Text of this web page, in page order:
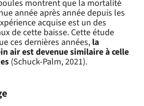
montrent que la mortalité
année après année depuis les
acquise est un des
de cette baisse. Cette étude
ces dernières années,la
air est devenue similaire à celle
(Schuck-Palm, 2021).